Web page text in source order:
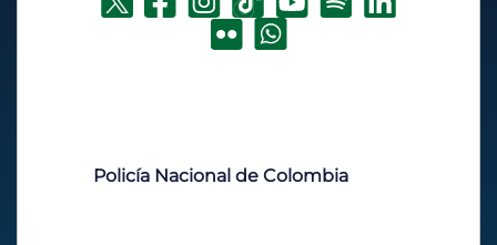
Policía Nacional de Colombia